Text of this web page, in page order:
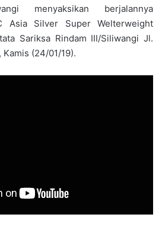
menyaksikan berjalannya
Asia Silver Super Welterweight
Sariksa Rindam III/Siliwangi Jl.
Kamis (24/01/19).